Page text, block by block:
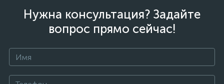
Нужна консультация? Задайте
вопрос прямо сейчас!